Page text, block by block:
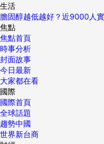
生活
膽固醇越低越好？近9000人
焦點
焦點首頁
時事分析
封面故事
今日最新
大家都在看
國際
國際首頁
全球話題
趨勢中國
世界新台商